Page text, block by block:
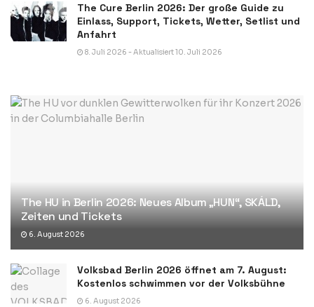
The Cure Berlin 2026: Der große Guide zu
Einlass, Support, Tickets, Wetter, Setlist und
Anfahrt
8. Juli 2026 - Aktualisiert 10. Juli 2026
The HU in Berlin 2026: Neues Album „HUN“, SKÁLD,
Zeiten und Tickets
6. August 2026
Volksbad Berlin 2026 öffnet am 7. August:
Kostenlos schwimmen vor der Volksbühne
6. August 2026